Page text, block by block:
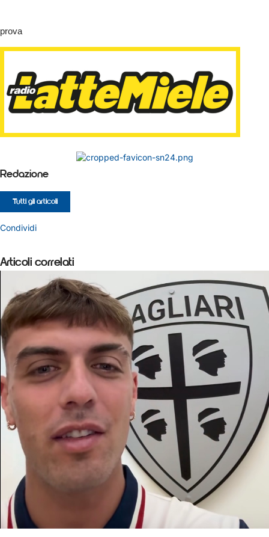
prova
Redazione
Tutti gli articoli
Condividi
Articoli correlati